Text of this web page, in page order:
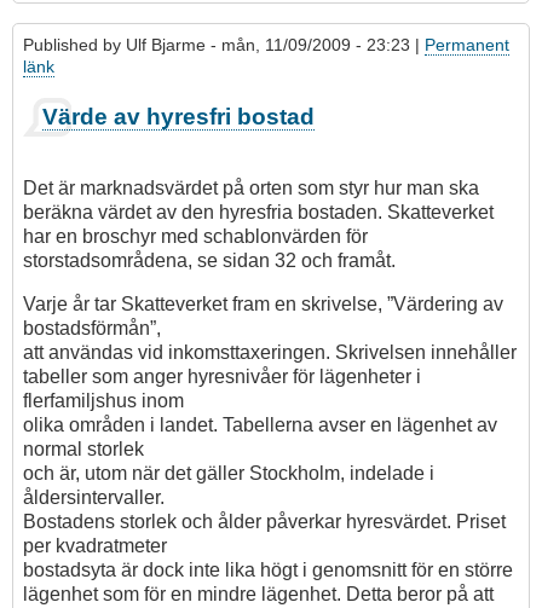
Published by Ulf Bjarme - mån, 11/09/2009 - 23:23 | Permanent
länk
Värde av hyresfri bostad
Det är marknadsvärdet på orten som styr hur man ska
beräkna värdet av den hyresfria bostaden. Skatteverket
har en broschyr med schablonvärden för
storstadsområdena, se sidan 32 och framåt.
Varje år tar Skatteverket fram en skrivelse, ”Värdering av
bostadsförmån”,
att användas vid inkomsttaxeringen. Skrivelsen innehåller
tabeller som anger hyresnivåer för lägenheter i
flerfamiljshus inom
olika områden i landet. Tabellerna avser en lägenhet av
normal storlek
och är, utom när det gäller Stockholm, indelade i
åldersintervaller.
Bostadens storlek och ålder påverkar hyresvärdet. Priset
per kvadratmeter
bostadsyta är dock inte lika högt i genomsnitt för en större
lägenhet som för en mindre lägenhet. Detta beror på att